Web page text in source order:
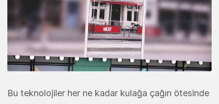
Bu teknolojiler her ne kadar kulağa çağın ötesinde